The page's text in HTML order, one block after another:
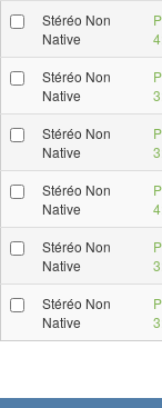
Stéréo Non
Native
Stéréo Non
Native
Stéréo Non
Native
Stéréo Non
Native
Stéréo Non
Native
Stéréo Non
Native